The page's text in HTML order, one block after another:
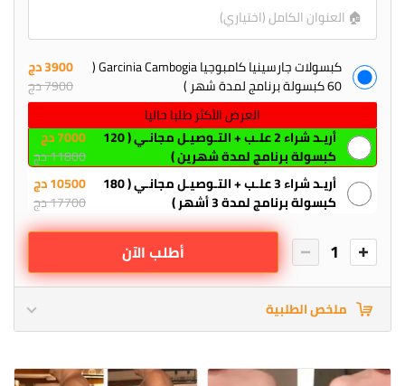
كبسولات جارسينيا كامبوجيا Garcinia Cambogia (
60 كبسولة برنامج لمدة شهر )
3900 دج
7900 دج
العرض الأكثر طلبا حاليا
أريـد شراء 2 علـب + التـوصيـل مجانـي ( 120
كبسولة برنامج لمدة شهرين )
7000 دج
11800 دج
أريـد شراء 3 علـب + التـوصيـل مجانـي ( 180
كبسولة برنامج لمدة 3 أشهر )
10500 دج
17700 دج
1 أطلب الآن
ملخص الطلبية